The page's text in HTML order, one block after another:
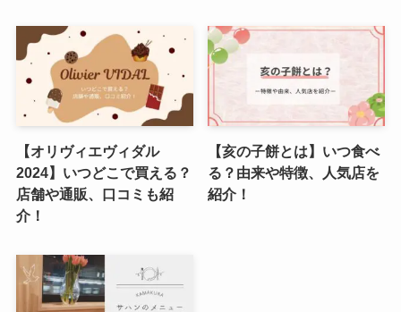
【オリヴィエヴィダル
2024】いつどこで買える？
店舗や通販、口コミも紹
介！
【亥の子餅とは】いつ食べ
る？由来や特徴、人気店を
紹介！